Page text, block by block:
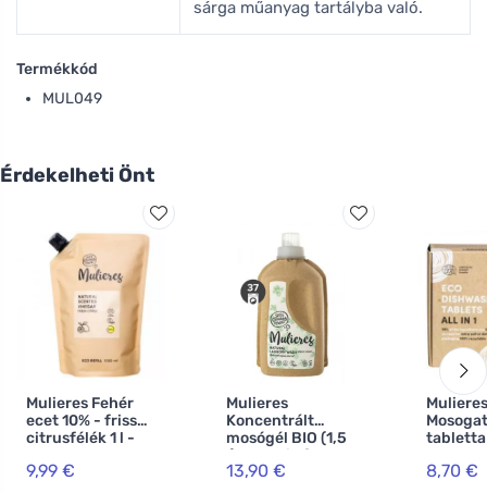
sárga műanyag tartályba való.
Termékkód
MUL049
Érdekelheti Önt
Mulieres Fehér
ecet 10% - friss
citrusfélék 1 l -
természetes
9,99 €
Mulieres
Koncentrált
mosógél BIO (1,5
l) - Nordic forest
13,90 €
Mulieres
ökocert
8,70 €